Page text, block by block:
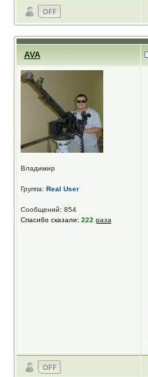
AVA
Владимир
Группа: Real User
Сообщений: 854
Спасибо сказали: 222 раза